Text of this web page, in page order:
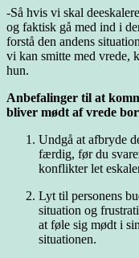
-Så hvis vi skal
og faktisk gå med ind i
forstå den andens
vi kan smitte med vrede,
hun.
Anbefalinger til at
bliver mødt af vrede
Undgå at afbryde
færdig, før du
konflikter let
Lyt til personens
situation og
at føle sig mødt i
situationen.